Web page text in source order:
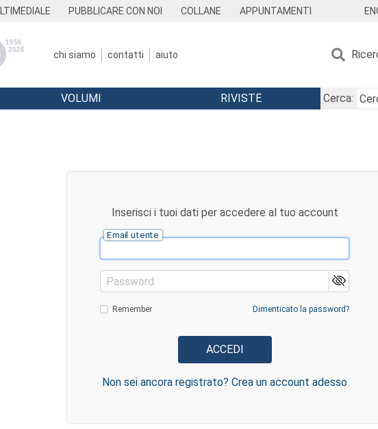
PUBBLICARE CON NOI COLLANE APPUNTAMENTI
chi siamo contatti aiuto
VOLUMI RIVISTE
Cerca:
Inserisci i tuoi dati per accedere al tuo account
Email utente
Password
Remember Dimenticato la password?
Non sei ancora registrato? Crea un account adesso